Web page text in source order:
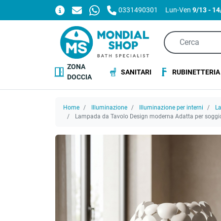
0331490301 Lun-Ven9/13 -
ZONA
DOCCIA
SANITARI RUBINETTERIA
Home Illuminazione Illuminazione per interni
Lampada da Tavolo Design moderna Adatta per